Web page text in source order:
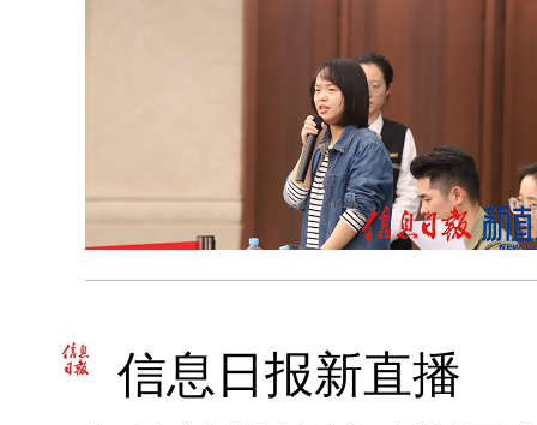
信息日报新直播